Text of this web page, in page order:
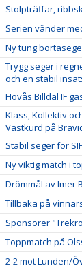
Stolpträffar,
Serien vänder
Ny tung
Trygg seger i
och en stabil
Hovås Billdal IF
Klass, Kollektiv
Västkurd på
Stabil seger för
Ny viktig match i
Drömmål av Imer
Tillbaka på
Sponsorer
Toppmatch på
2-2 mot Lunden/